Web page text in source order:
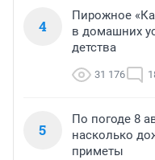
4
Пирожное
в домашних
детства
31 176
5
По погоде 8
насколько
приметы